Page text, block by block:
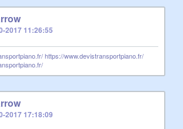
2017 11:26:55
https://www.devistransportpiano.fr/
2017 17:18:09